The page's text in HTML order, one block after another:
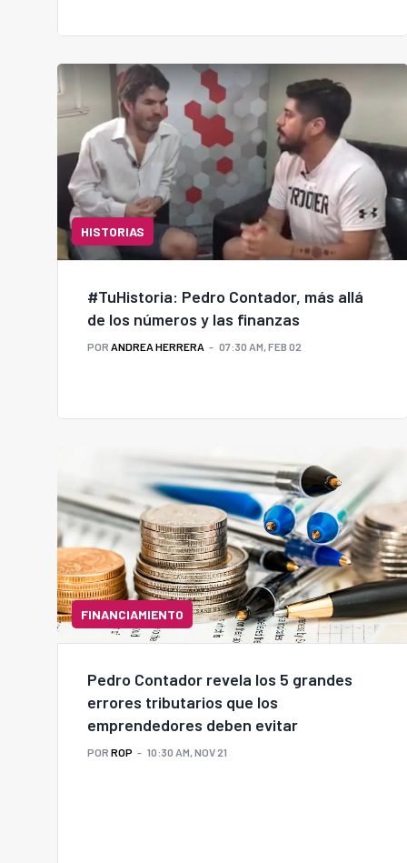
HISTORIAS
#TuHistoria: Pedro Contador, más allá
de los números y las finanzas
POR ANDREA HERRERA 07:30 AM, FEB 02
FINANCIAMIENTO
Pedro Contador revela los 5 grandes
errores tributarios que los
emprendedores deben evitar
POR ROP 10:30 AM, NOV 21